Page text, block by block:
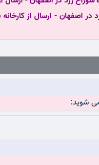
در اصفهان - ارسال از
شوید: